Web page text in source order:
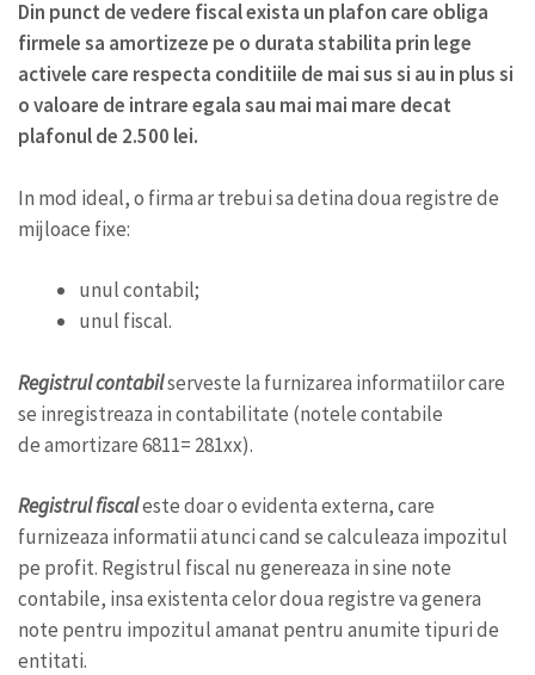
Din punct de vedere fiscal exista un plafon care obliga
firmele sa amortizeze pe o durata stabilita prin lege
activele care respecta conditiile de mai sus si au in plus si
o valoare de intrare egala sau mai mai mare decat
plafonul de 2.500 lei.
In mod ideal, o firma ar trebui sa detina doua registre de
mijloace fixe:
unul contabil;
unul fiscal.
Registrul contabilserveste la furnizarea informatiilor care
se inregistreaza in contabilitate (notele contabile
de amortizare 6811= 281xx).
Registrul fiscaleste doar o evidenta externa, care
furnizeaza informatii atunci cand se calculeaza impozitul
pe profit. Registrul fiscal nu genereaza in sine note
contabile, insa existenta celor doua registre va genera
note pentru impozitul amanat pentru anumite tipuri de
entitati.